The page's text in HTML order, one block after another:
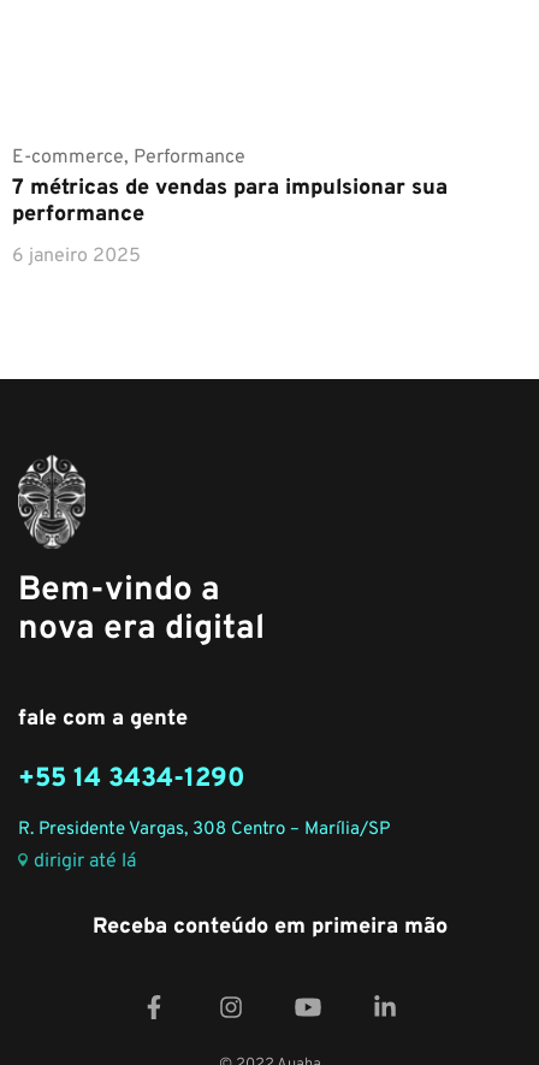
E-commerce, Performance
7 métricas de vendas para impulsionar sua
performance
6 janeiro 2025
Bem-vindo a
nova era digital
fale com a gente
+55 14 3434-1290
R. Presidente Vargas, 308 Centro – Marília/SP
dirigir até lá
Receba conteúdo em primeira mão